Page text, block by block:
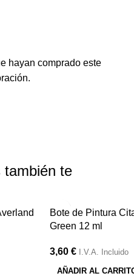
hayan comprado este
también te
Bote de Pintura
Green 12 ml
3,60 € I.V.A. Incluido
AÑADIR AL